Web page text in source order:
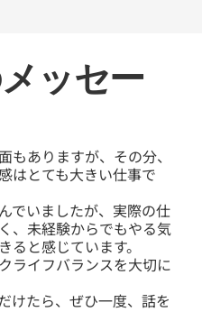
ッセー
もありますが、その分、
はとても大きい仕事で
でいましたが、実際の仕
、未経験からでもやる気
ると感じています。
ライフバランスを大切に
けたら、ぜひ一度、話を